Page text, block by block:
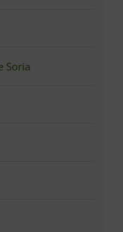
Soria